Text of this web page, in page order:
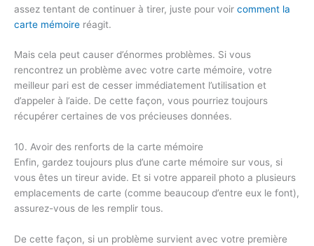
assez tentant de continuer à tirer, juste pour voir comment la
carte mémoire réagit.
Mais cela peut causer d’énormes problèmes. Si vous
rencontrez un problème avec votre carte mémoire, votre
meilleur pari est de cesser immédiatement l’utilisation et
d’appeler à l’aide. De cette façon, vous pourriez toujours
récupérer certaines de vos précieuses données.
10. Avoir des renforts de la carte mémoire
Enfin, gardez toujours plus d’une carte mémoire sur vous, si
vous êtes un tireur avide. Et si votre appareil photo a plusieurs
emplacements de carte (comme beaucoup d’entre eux le font),
assurez-vous de les remplir tous.
De cette façon, si un problème survient avec votre première